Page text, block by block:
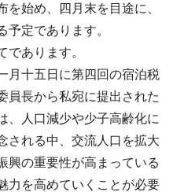
始め、四月末を目途に、
予定であります。
あります。
月十五日に第四回の宿泊税
員長から私宛に提出された
、人口減少や少子高齢化に
される中、交流人口を拡大
興の重要性が高まっている
力を高めていくことが必要